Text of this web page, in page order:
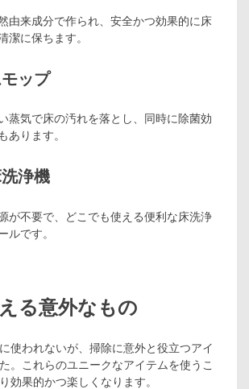
由来成分で作られ、安全かつ効果的に床
潔に保ちます。
ップ
蒸気で床の汚れを落とし、同時に除菌効
あります。
浄機
が不要で、どこでも使える便利な床洗浄
ルです。
る意外なもの
使われないが、掃除に意外と役立つアイ
。これらのユニークなアイテムを使うこ
効果的かつ楽しくなります。